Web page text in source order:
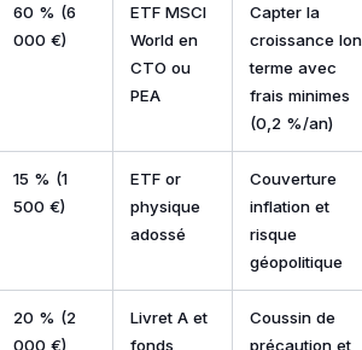
60 % (6
000 €)
ETF MSCI
World en
CTO ou
PEA
Capter la
croissance
terme avec
frais minimes
(0,2 %/an)
15 % (1
500 €)
ETF or
physique
adossé
Couverture
inflation et
risque
géopolitique
20 % (2
000 €)
Livret A et
fonds
Coussin de
précaution et